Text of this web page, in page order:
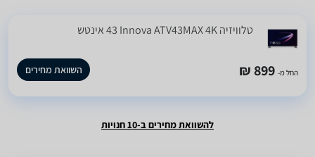
טלוויזיה Innova ATV43MAX 4K ‏43 ‏אינטש
החל מ- 899 ₪ השוואת מחירים
להשוואת מחירים ב-10 חנויות